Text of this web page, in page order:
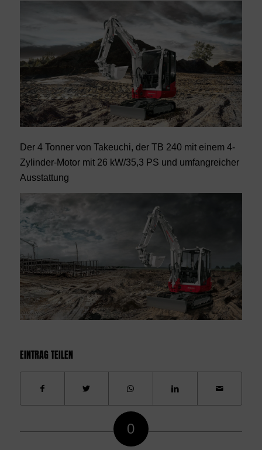
Der 4 Tonner von Takeuchi, der TB 240 mit einem 4-
Zylinder-Motor mit 26 kW/35,3 PS und umfangreicher
Ausstattung
EINTRAG TEILEN
0